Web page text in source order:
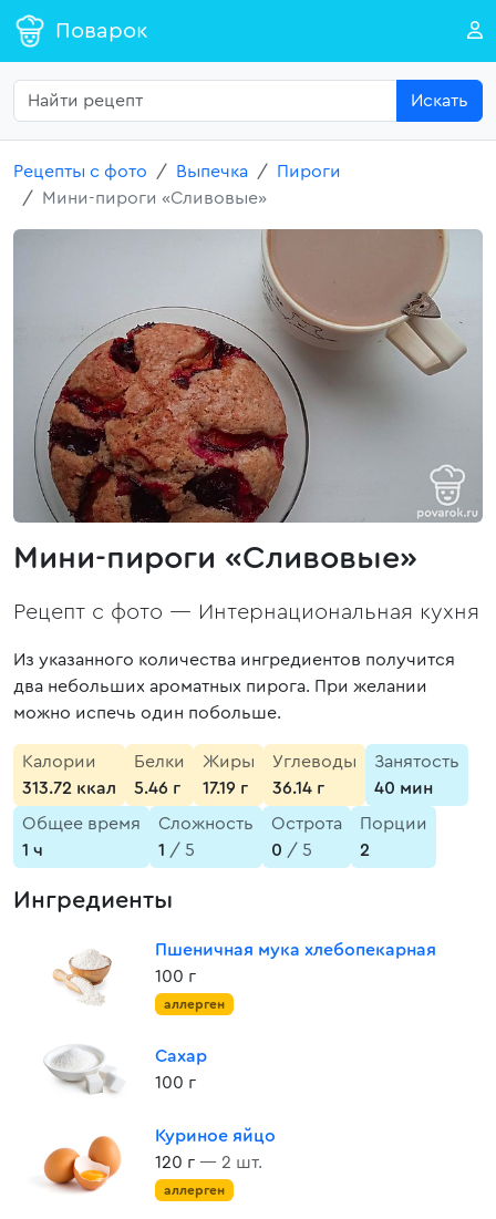
Поварок
Искать
Рецепты с фото Выпечка
Пироги
Мини-пироги «Сливовые»
Мини-пироги «Сливовые»
Рецепт с фото — Интернациональная кухня
Из указанного количества ингредиентов получится
два небольших ароматных пирога. При желании
можно испечь один побольше.
Калории
313.72 ккал
Белки
5.46 г
Жиры
17.19 г
Углеводы
36.14 г
Занятость
40 мин
Общее время
1 ч
Сложность
1 / 5
Острота
0 / 5
Порции
2
Ингредиенты
Пшеничная мука хлебопекарная
100 г
аллерген
Сахар
100 г
Куриное яйцо
120 г — 2 шт.
аллерген